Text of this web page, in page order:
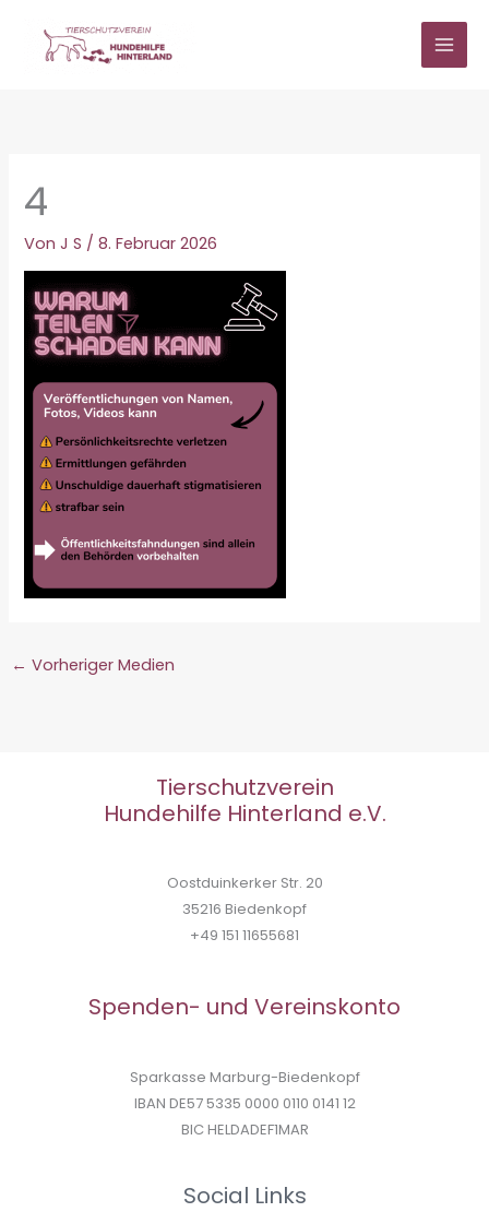
springen
4
VonJ S /8. Februar 2026
← Vorheriger Medien
Tierschutzverein
Hundehilfe Hinterland e.V.
Oostduinkerker Str. 20
35216 Biedenkopf
+49 151 11655681
Spenden- und Vereinskonto
Sparkasse Marburg-Biedenkopf
IBAN DE57 5335 0000 0110 0141 12
BIC HELDADEF1MAR
Social Links